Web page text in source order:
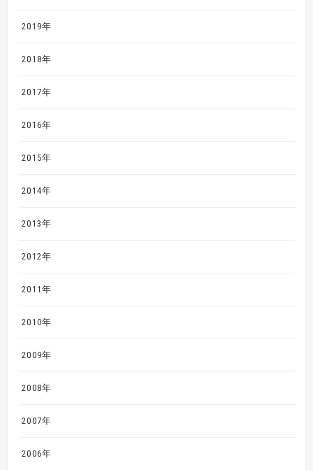
2019年
2018年
2017年
2016年
2015年
2014年
2013年
2012年
2011年
2010年
2009年
2008年
2007年
2006年